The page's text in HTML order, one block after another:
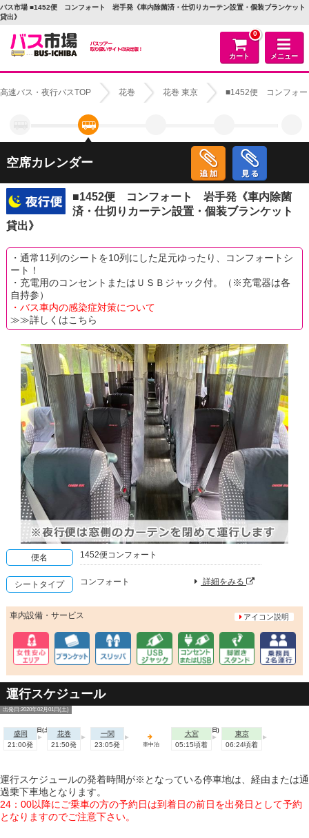
バス市場 ■1452便 コンフォート 岩手発《車内除菌済・仕切りカーテン設置・個装ブランケット
貸出》
0
カート メニュー
高速バス・夜行バスTOP 花巻 花巻 東京 ■1452便 コンフォー
空席カレンダー
■1452便 コンフォート 岩手発《車内除菌
済・仕切りカーテン設置・個装ブランケット
貸出》
・通常11列のシートを10列にした足元ゆったり、コンフォートシ
ート！
・充電用のコンセントまたはＵＳＢジャック付。（※充電器は各
自持参）
・バス車内の感染症対策について
≫≫詳しくはこちら
便名 1452便コンフォート
シートタイプ コンフォート 詳細をみる
車内設備・サービス アイコン説明
運行スケジュール
出発日:2020年02月01日(土)
2020年02月01日(土)
盛岡
21:00発
花巻
21:50発
一関
23:05発
車中泊
2020年02月02日(日)
大宮
05:15頃着
東京
06:24頃着
運行スケジュールの発着時間が※となっている停車地は、経由または通
過乗下車地となります。
24：00以降にご乗車の方の予約日は到着日の前日を出発日として予約
となりますのでご注意下さい。